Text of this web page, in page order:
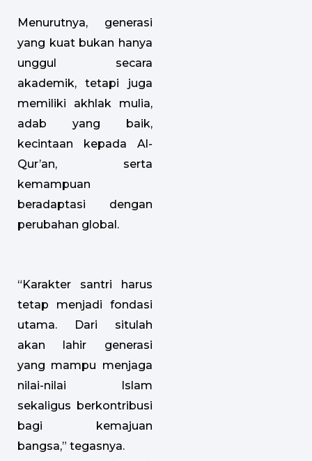
Menurutnya, generasi
yang kuat bukan hanya
unggul secara
akademik, tetapi juga
memiliki akhlak mulia,
adab yang baik,
kecintaan kepada Al-
Qur’an, serta
kemampuan
beradaptasi dengan
perubahan global.
“Karakter santri harus
tetap menjadi fondasi
utama. Dari situlah
akan lahir generasi
yang mampu menjaga
nilai-nilai Islam
sekaligus berkontribusi
bagi kemajuan
bangsa,” tegasnya.